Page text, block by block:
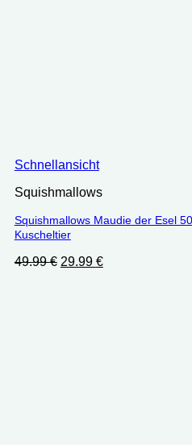
Schnellansicht
Squishmallows
Squishmallows Maudie der Esel
Kuscheltier
49.99€ Ursprünglicher
29.99 €Aktueller